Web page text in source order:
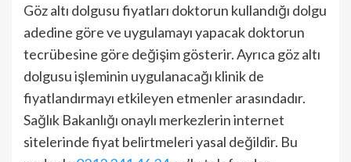
Göz altı dolgusu fiyatları doktorun kullandığı dolgu
adedine göre ve uygulamayı yapacak doktorun
tecrübesine göre değişim gösterir. Ayrıca göz altı
dolgusu işleminin uygulanacağı klinik de
fiyatlandırmayı etkileyen etmenler arasındadır.
Sağlık Bakanlığı onaylı merkezlerin internet
sitelerinde fiyat belirtmeleri yasal değildir. Bu